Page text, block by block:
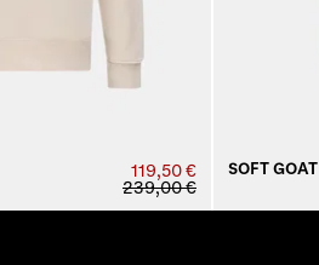
119,50 €
239,00 €
SOFT GOAT